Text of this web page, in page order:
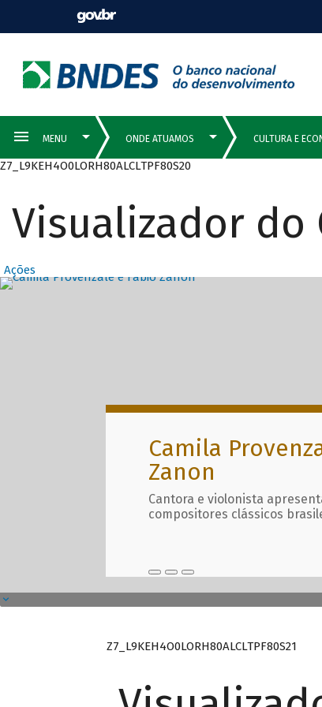
Z7_L9KEH4O0LORH80ALCLTPF80S20
Visualizador do
Ações
Destaques
Camila
Zanon
Cantora e violonista
compositores clássicos
Z7_L9KEH4O0LORH80ALCLTPF80S21